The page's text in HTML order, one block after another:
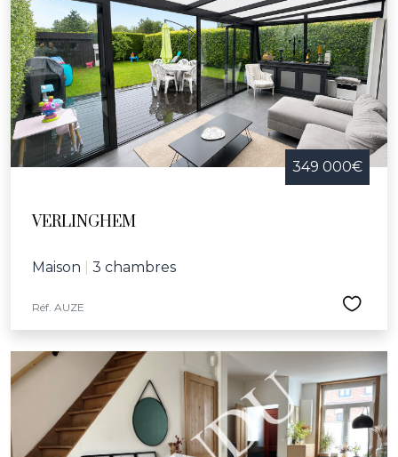
349 000€
VERLINGHEM
Maison 3 chambres
Réf. AUZE